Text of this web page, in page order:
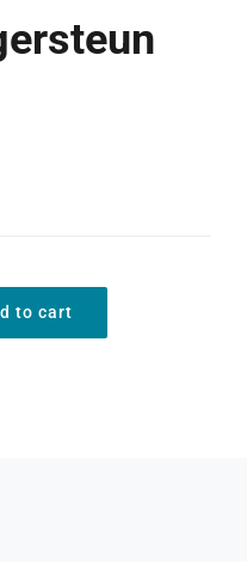
to cart